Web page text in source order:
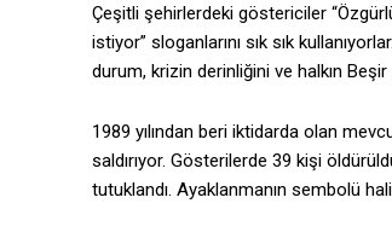
Çeşitli şehirlerdeki göstericiler
istiyor” sloganlarını sık sık
durum, krizin derinliğini ve halkın
1989 yılından beri iktidarda olan
saldırıyor. Gösterilerde 39 kişi
tutuklandı. Ayaklanmanın sembolü